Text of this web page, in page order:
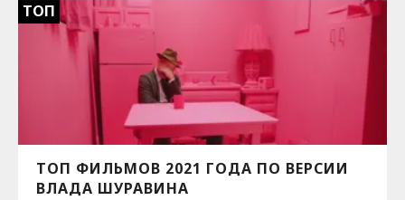
ТОП
ТОП ФИЛЬМОВ 2021 ГОДА ПО ВЕРСИИ
ВЛАДА ШУРАВИНА